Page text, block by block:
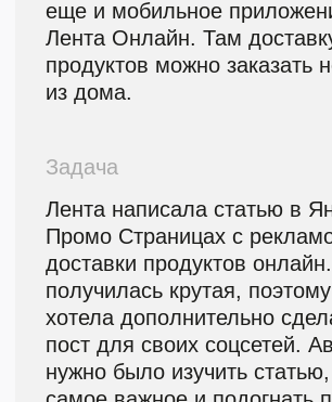
Внимательно осмотрите фрукты
перед покупкой
Не мните плоды: они
Осмотрите фрукт
на наличие повреждений.
Оцените внешний вид и запах
Не акцентируйте
внимание на цвете как
на признаке зрелости:
разные сорта отличаются
по цвету.
Ориентируйтесь на запах:
у спелых фруктов и ягод